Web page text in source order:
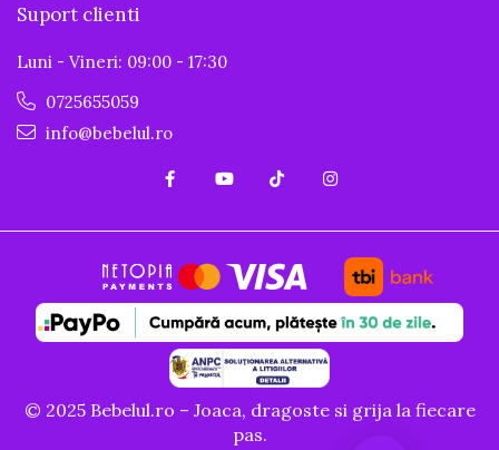
Suport clienti
Luni - Vineri: 09:00 - 17:30
0725655059
info@bebelul.ro
© 2025 Bebelul.ro – Joaca, dragoste si grija la fiecare
pas.